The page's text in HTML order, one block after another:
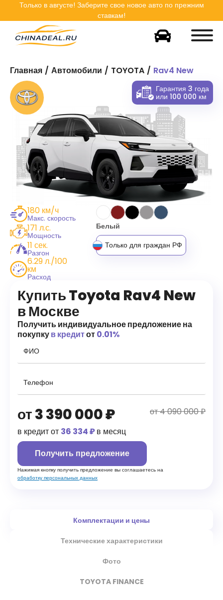
Только в августе! Заберите свое новое авто по прежним
ставкам!
Главная Автомобили TOYOTA Rav4 New
Купить Toyota Rav4 New
в Москве
Получить индивидуальное предложение на
покупкув кредитот0.01%
от3 390 000₽
от 4 090 000 ₽
в кредит от 36 334 ₽в месяц
Получить предложение
Нажимая кнопку получить предложение вы соглашаетесь на
обработку персональных данных
Гарантия 3 года
или 100 000 км
180 км/ч
Макс. скорость
171 л.с.
Мощность
11 сек.
Разгон
6.29 л./100
км
Расход
Белый
Только для граждан РФ
Комплектации и цены
Технические характеристики
Фото
TOYOTA FINANCE